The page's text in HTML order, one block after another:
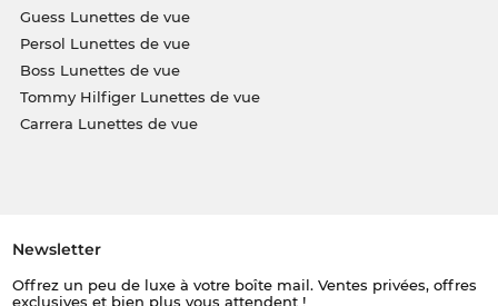
Guess Lunettes de vue
Persol Lunettes de vue
Boss Lunettes de vue
Tommy Hilfiger Lunettes de vue
Carrera Lunettes de vue
Newsletter
Offrez un peu de luxe à votre boîte mail. Ventes privées, offres
exclusives et bien plus vous attendent !